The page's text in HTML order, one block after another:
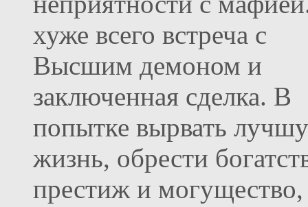
хуже всего встреча с
Высшим демоном и
заключенная сделка. В
попытке вырвать
жизнь, обрести
престиж и могущество,